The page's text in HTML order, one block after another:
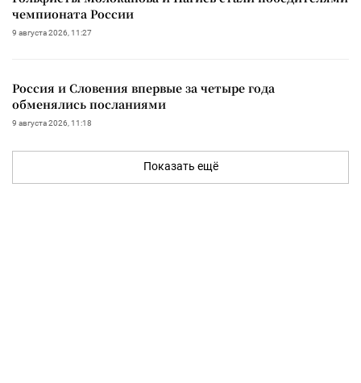
чемпионата России
9 августа 2026, 11:27
Россия и Словения впервые за четыре года
обменялись посланиями
9 августа 2026, 11:18
Показать ещё